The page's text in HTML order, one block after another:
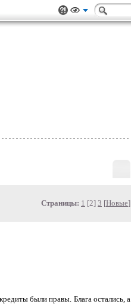
Страницы: 1 [2] 3 [Новые]
были правы. Блага остались, а